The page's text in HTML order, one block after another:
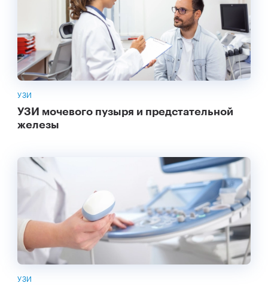
УЗИ
УЗИ мочевого пузыря и предстательной
железы
УЗИ